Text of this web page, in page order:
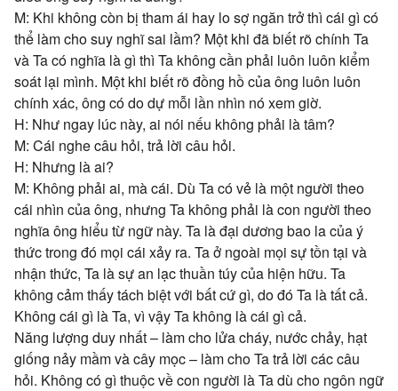
M: Khi không còn bị tham ái hay lo sợ ngăn trở thì cái gì có
thể làm cho suy nghĩ sai lầm? Một khi đã biết rõ chính Ta
và Ta có nghĩa là gì thì Ta không cần phải luôn luôn kiểm
soát lại mình. Một khi biết rõ đồng hồ của ông luôn luôn
chính xác, ông có do dự mỗi lần nhìn nó xem giờ.
H: Như ngay lúc này, ai nói nếu không phải là tâm?
M: Cái nghe câu hỏi, trả lời câu hỏi.
H: Nhưng là ai?
M: Không phải ai, mà cái. Dù Ta có vẻ là một người theo
cái nhìn của ông, nhưng Ta không phải là con người theo
nghĩa ông hiểu từ ngữ này. Ta là đại dương bao la của ý
thức trong đó mọi cái xảy ra. Ta ở ngoài mọi sự tồn tại và
nhận thức, Ta là sự an lạc thuần túy của hiện hữu. Ta
không cảm thấy tách biệt với bất cứ gì, do đó Ta là tất cả.
Không cái gì là Ta, vì vậy Ta không là cái gì cả.
Năng lượng duy nhất – làm cho lửa cháy, nước chảy, hạt
giống nảy mầm và cây mọc – làm cho Ta trả lời các câu
hỏi. Không có gì thuộc về con người là Ta dù cho ngôn ngữ